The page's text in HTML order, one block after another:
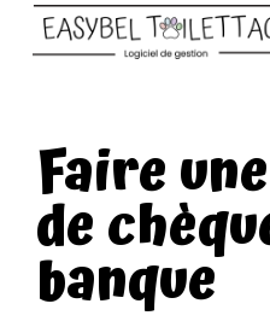
Faire
de
banque